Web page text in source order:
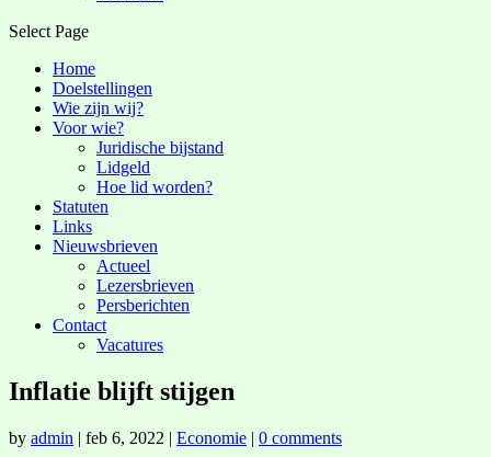
Select Page
Home
Doelstellingen
Wie zijn wij?
Voor wie?
Juridische bijstand
Lidgeld
Hoe lid worden?
Statuten
Links
Nieuwsbrieven
Actueel
Lezersbrieven
Persberichten
Contact
Vacatures
Inflatie blijft stijgen
by admin | feb 6, 2022 | Economie | 0 comments